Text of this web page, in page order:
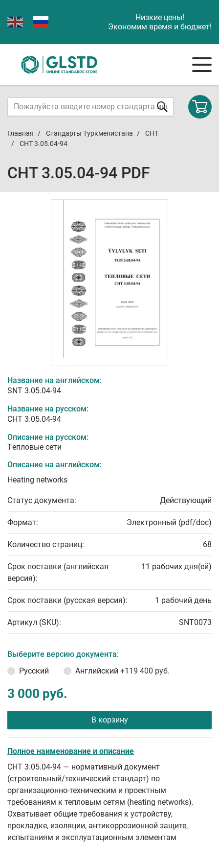
Низкие цены!
Экономим время и бюджет!
Главная Стандарты Туркменистана
СНТ
СНТ 3.05.04-94
СНТ 3.05.04-94 PDF
Название на английском:
SNT 3.05.04-94
Название на русском:
СНТ 3.05.04-94
Описание на русском:
Tепловые сети
Описание на английском:
Heating networks
Статус документа: Действующий
Формат: Электронный (pdf/doc)
Количество страниц: 68
Срок поставки (английская
версия):
11 рабочих дня(ей)
Срок поставки (русская версия): 1 рабочий день
Артикул (SKU): SNT0073
Выберите версию документа:
Русский
Английский +119 400 руб.
3 000 руб.
В корзину
Полное наименование и описание
СНТ 3.05.04-94 — нормативный документ
(строительный/технический стандарт) по
организационно-техническим и проектным
требованиям к тепловым сетям (heating networks).
Охватывает общие требования к устройству,
прокладке, изоляции, антикоррозионной защите,
испытаниям и эксплуатационным элементам